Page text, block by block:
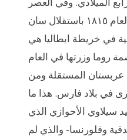
الحديث، اعترف مؤتمر فيينا في العام ١٨١٥ باستقلال سان
في خريطة ايطاليا هي
روما وزرتها في العام
عربستان المستقلة ومن
في بلاد فارس. هذا ما
سيلاوي الأحوازي الذي
وفلورنسا- والذي لم